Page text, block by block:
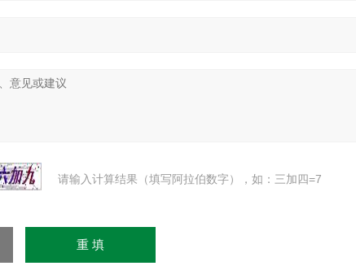
请输入计算结果（填写阿拉伯数字），如：三加四=7